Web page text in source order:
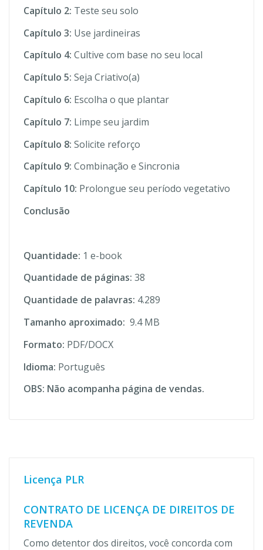
Capítulo 2: Teste seu solo
Capítulo 3: Use jardineiras
Capítulo 4: Cultive com base no seu local
Capítulo 5: Seja Criativo(a)
Capítulo 6: Escolha o que plantar
Capítulo 7: Limpe seu jardim
Capítulo 8: Solicite reforço
Capítulo 9: Combinação e Sincronia
Capítulo 10: Prolongue seu período vegetativo
Conclusão
Quantidade: 1 e-book
Quantidade de páginas: 38
Quantidade de palavras: 4.289
Tamanho aproximado: 9.4 MB
Formato: PDF/DOCX
Idioma: Português
OBS: Não acompanha página de vendas.
Licença PLR
CONTRATO DE LICENÇA DE DIREITOS DE
REVENDA
Como detentor dos direitos, você concorda com